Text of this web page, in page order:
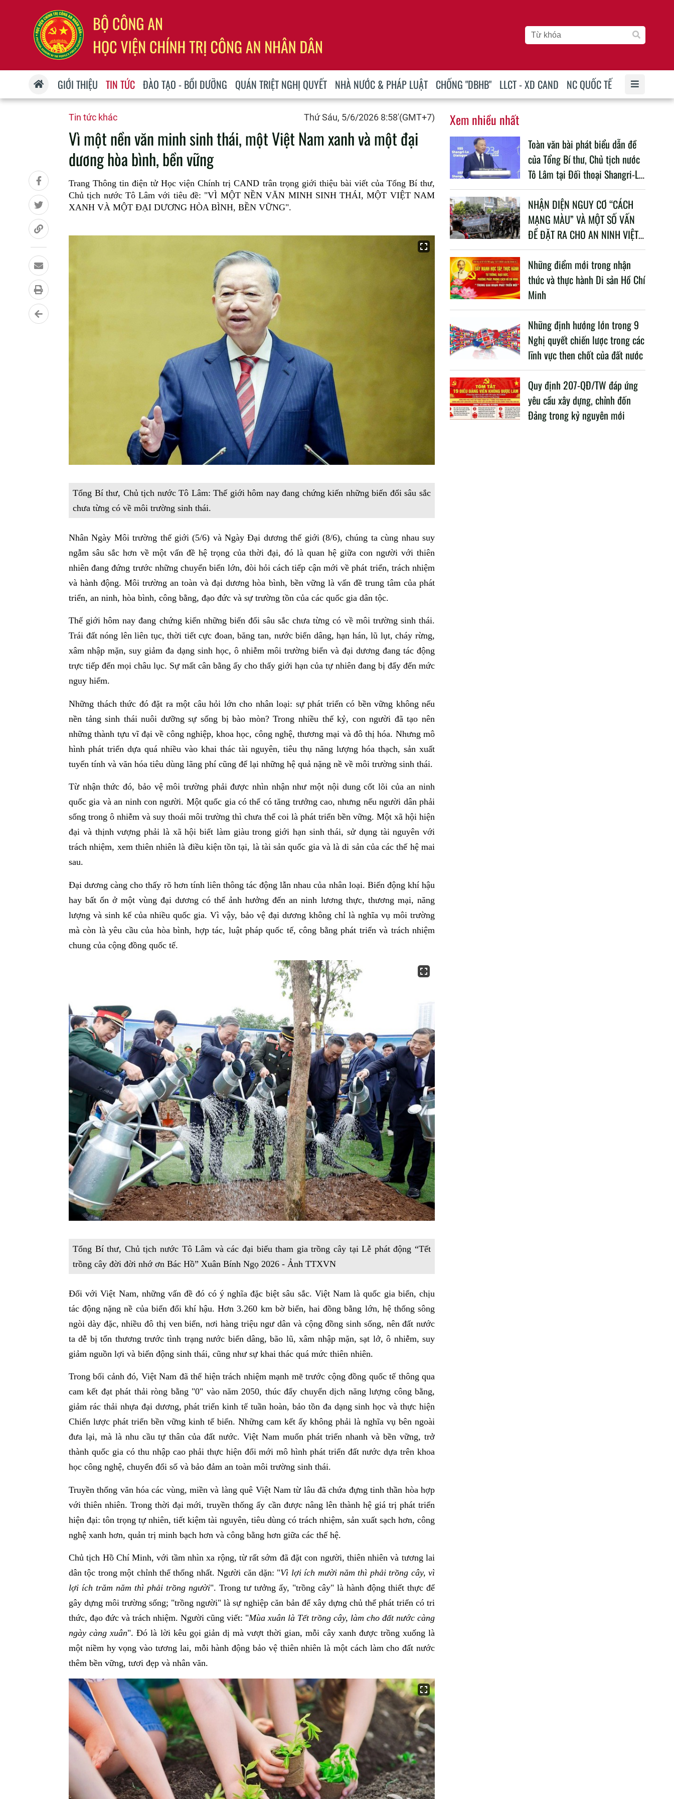
GIỚI THIỆU TIN TỨC ĐÀO TẠO - BỒI DƯỠNG QUÁN TRIỆT NGHỊ QUYẾT NHÀ NƯỚC & PHÁP LUẬT CHỐNG "DBHB" LLCT - XD CAND NC QUỐC TẾ
Tin tức khác Thứ Sáu, 5/6/2026 8:58'(GMT+7)
Vì một nền văn minh sinh thái, một Việt Nam xanh và một đại
dương hòa bình, bền vững
Trang Thông tin điện tử Học viện Chính trị CAND trân trọng giới thiệu bài viết của Tổng Bí thư,
Chủ tịch nước Tô Lâm với tiêu đề: "VÌ MỘT NỀN VĂN MINH SINH THÁI, MỘT VIỆT NAM
XANH VÀ MỘT ĐẠI DƯƠNG HÒA BÌNH, BỀN VỮNG".
Tổng Bí thư, Chủ tịch nước Tô Lâm: Thế giới hôm nay đang chứng kiến những biến đổi sâu sắc
chưa từng có về môi trường sinh thái.
Nhân Ngày Môi trường thế giới (5/6) và Ngày Đại dương thế giới (8/6), chúng ta cùng nhau suy
ngẫm sâu sắc hơn về một vấn đề hệ trọng của thời đại, đó là quan hệ giữa con người với thiên
nhiên đang đứng trước những chuyển biến lớn, đòi hỏi cách tiếp cận mới về phát triển, trách nhiệm
và hành động. Môi trường an toàn và đại dương hòa bình, bền vững là vấn đề trung tâm của phát
triển, an ninh, hòa bình, công bằng, đạo đức và sự trường tồn của các quốc gia dân tộc.
Thế giới hôm nay đang chứng kiến những biến đổi sâu sắc chưa từng có về môi trường sinh thái.
Trái đất nóng lên liên tục, thời tiết cực đoan, băng tan, nước biển dâng, hạn hán, lũ lụt, cháy rừng,
xâm nhập mặn, suy giảm đa dạng sinh học, ô nhiễm môi trường biển và đại dương đang tác động
trực tiếp đến mọi châu lục. Sự mất cân bằng ấy cho thấy giới hạn của tự nhiên đang bị đẩy đến mức
nguy hiểm.
Những thách thức đó đặt ra một câu hỏi lớn cho nhân loại: sự phát triển có bền vững không nếu
nền tảng sinh thái nuôi dưỡng sự sống bị bào mòn? Trong nhiều thế kỷ, con người đã tạo nên
những thành tựu vĩ đại về công nghiệp, khoa học, công nghệ, thương mại và đô thị hóa. Nhưng mô
hình phát triển dựa quá nhiều vào khai thác tài nguyên, tiêu thụ năng lượng hóa thạch, sản xuất
tuyến tính và văn hóa tiêu dùng lãng phí cũng để lại những hệ quả nặng nề về môi trường sinh thái.
Từ nhận thức đó, bảo vệ môi trường phải được nhìn nhận như một nội dung cốt lõi của an ninh
quốc gia và an ninh con người. Một quốc gia có thể có tăng trưởng cao, nhưng nếu người dân phải
sống trong ô nhiễm và suy thoái môi trường thì chưa thể coi là phát triển bền vững. Một xã hội hiện
đại và thịnh vượng phải là xã hội biết làm giàu trong giới hạn sinh thái, sử dụng tài nguyên với
trách nhiệm, xem thiên nhiên là điều kiện tồn tại, là tài sản quốc gia và là di sản của các thế hệ mai
sau.
Đại dương càng cho thấy rõ hơn tính liên thông tác động lẫn nhau của nhân loại. Biến động khí hậu
hay bất ổn ở một vùng đại dương có thể ảnh hưởng đến an ninh lương thực, thương mại, năng
lượng và sinh kế của nhiều quốc gia. Vì vậy, bảo vệ đại dương không chỉ là nghĩa vụ môi trường
mà còn là yêu cầu của hòa bình, hợp tác, luật pháp quốc tế, công bằng phát triển và trách nhiệm
chung của cộng đồng quốc tế.
Tổng Bí thư, Chủ tịch nước Tô Lâm và các đại biểu tham gia trồng cây tại Lễ phát động “Tết
trồng cây đời đời nhớ ơn Bác Hồ” Xuân Bính Ngọ 2026 - Ảnh TTXVN
Đối với Việt Nam, những vấn đề đó có ý nghĩa đặc biệt sâu sắc. Việt Nam là quốc gia biển, chịu
tác động nặng nề của biến đổi khí hậu. Hơn 3.260 km bờ biển, hai đồng bằng lớn, hệ thống sông
ngòi dày đặc, nhiều đô thị ven biển, nơi hàng triệu ngư dân và cộng đồng sinh sống, nên đất nước
ta dễ bị tổn thương trước tình trạng nước biển dâng, bão lũ, xâm nhập mặn, sạt lở, ô nhiễm, suy
giảm nguồn lợi và biến động sinh thái, cũng như sự khai thác quá mức thiên nhiên.
Trong bối cảnh đó, Việt Nam đã thể hiện trách nhiệm mạnh mẽ trước cộng đồng quốc tế thông qua
cam kết đạt phát thải ròng bằng "0" vào năm 2050, thúc đẩy chuyển dịch năng lượng công bằng,
giảm rác thải nhựa đại dương, phát triển kinh tế tuần hoàn, bảo tồn đa dạng sinh học và thực hiện
Chiến lược phát triển bền vững kinh tế biển. Những cam kết ấy không phải là nghĩa vụ bên ngoài
đưa lại, mà là nhu cầu tự thân của đất nước. Việt Nam muốn phát triển nhanh và bền vững, trở
thành quốc gia có thu nhập cao phải thực hiện đổi mới mô hình phát triển đất nước dựa trên khoa
học công nghệ, chuyển đổi số và bảo đảm an toàn môi trường sinh thái.
Truyền thống văn hóa các vùng, miền và làng quê Việt Nam từ lâu đã chứa đựng tinh thần hòa hợp
với thiên nhiên. Trong thời đại mới, truyền thống ấy cần được nâng lên thành hệ giá trị phát triển
hiện đại: tôn trọng tự nhiên, tiết kiệm tài nguyên, tiêu dùng có trách nhiệm, sản xuất sạch hơn, công
nghệ xanh hơn, quản trị minh bạch hơn và công bằng hơn giữa các thế hệ.
Chủ tịch Hồ Chí Minh, với tầm nhìn xa rộng, từ rất sớm đã đặt con người, thiên nhiên và tương lai
dân tộc trong một chỉnh thể thống nhất. Người căn dặn: "Vì lợi ích mười năm thì phải trồng cây, vì
lợi ích trăm năm thì phải trồng người". Trong tư tưởng ấy, "trồng cây" là hành động thiết thực để
gây dựng môi trường sống; "trồng người" là sự nghiệp căn bản để xây dựng chủ thể phát triển có tri
thức, đạo đức và trách nhiệm. Người cũng viết: "Mùa xuân là Tết trồng cây, làm cho đất nước càng
ngày càng xuân". Đó là lời kêu gọi giản dị mà vượt thời gian, mỗi cây xanh được trồng xuống là
một niềm hy vọng vào tương lai, mỗi hành động bảo vệ thiên nhiên là một cách làm cho đất nước
thêm bền vững, tươi đẹp và nhân văn.
Xem nhiều nhất
Toàn văn bài phát biểu dẫn đề
của Tổng Bí thư, Chủ tịch nước
Tô Lâm tại Đối thoại Shangri-La
lần thứ 23
NHẬN DIỆN NGUY CƠ “CÁCH
MẠNG MÀU” VÀ MỘT SỐ VẤN
ĐỀ ĐẶT RA CHO AN NINH VIỆT
NAM TRONG BỐI CẢNH HIỆN
NAY
Những điểm mới trong nhận
thức và thực hành Di sản Hồ Chí
Minh
Những định hướng lớn trong 9
Nghị quyết chiến lược trong các
lĩnh vực then chốt của đất nước
Quy định 207-QĐ/TW đáp ứng
yêu cầu xây dựng, chỉnh đốn
Đảng trong kỷ nguyên mới